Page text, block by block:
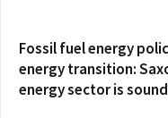
Fossil fuel energy
energy transition:
energy sector is